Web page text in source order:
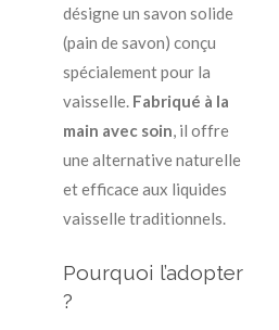
désigne un savon solide
(pain de savon) conçu
spécialement pour la
vaisselle. Fabriqué à la
main avec soin, il offre
une alternative naturelle
et efficace aux liquides
vaisselle traditionnels.
Pourquoi l’adopter
?